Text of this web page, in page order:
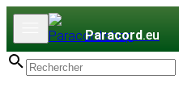
Paracord.eu